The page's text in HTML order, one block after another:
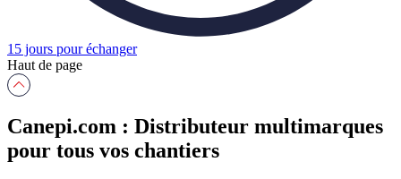
15 jours pour échanger
Haut de page
Canepi.com : Distributeur multimarques
pour tous vos chantiers